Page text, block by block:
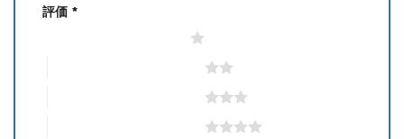
評価 *